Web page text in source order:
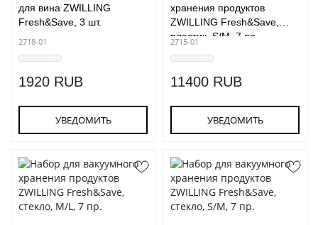
для вина ZWILLING
Fresh&Save, 3 шт.
2718-01
1920 RUB
УВЕДОМИТЬ
хранения продуктов
ZWILLING Fresh&Save,
пластик, S/M, 7 пр.
2715-01
11400 RUB
УВЕДОМИТЬ